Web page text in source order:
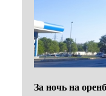
За ночь на